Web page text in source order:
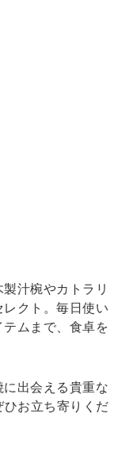
汁椀やカトラリ
クト。毎日使い
ムまで、食卓を
出会える貴重な
ひお立ち寄りくだ